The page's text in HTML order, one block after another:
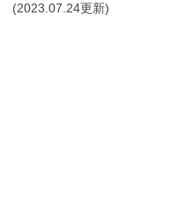
(2023.07.24更新)